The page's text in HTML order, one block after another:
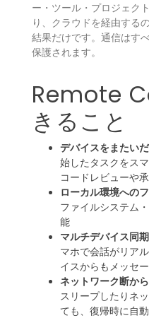
ー・ツール・プロジェク
り、クラウドを経由する
結果だけです。通信はす
保護されます。
Remote
きること
デバイスをまたい
始したタスクをス
コードレビューや
ローカル環境への
ファイルシステム
能
マルチデバイス同期
マホで会話がリア
イスからもメッセ
ネットワーク断か
スリープしたりネ
ても、復帰時に自